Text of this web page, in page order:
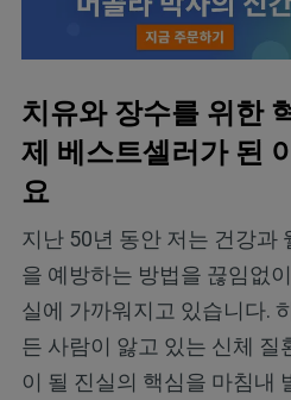
치유와 장수를 위한
제 베스트셀러가 된
요
지난 50년 동안 저는 건강과
을 예방하는 방법을 끊임없
실에 가까워지고 있습니다.
든 사람이 앓고 있는 신체 질
이 될 진실의 핵심을 마침내